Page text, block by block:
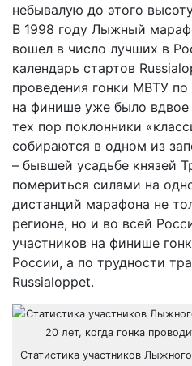
небывалую до этого
В 1998 году Лыжный
вошел в число лучших в
календарь стартов
проведения гонки МВТУ
на финише уже было
тех пор поклонники
собираются в одном из
– бывшей усадьбе князей
помериться силами на
дистанций марафона не
регионе, но и во всей
участников на финише
России, а по трудности
Russialoppet.
Статистика участников